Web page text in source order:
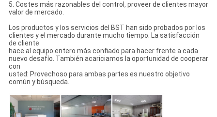
5. Costes más razonables del control, proveer de clientes mayor
valor de mercado.
Los productos y los servicios del BST han sido probados por los
clientes y el mercado durante mucho tiempo. La satisfacción
de cliente
hace al equipo entero más confiado para hacer frente a cada
nuevo desafío. También acariciamos la oportunidad de cooperar
con
usted: Provechoso para ambas partes es nuestro objetivo
común y búsqueda.